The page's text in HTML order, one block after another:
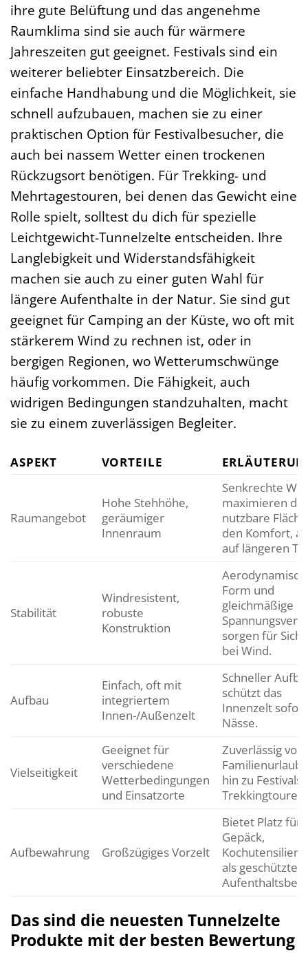
ihre gute Belüftung und das angenehme
Raumklima sind sie auch für wärmere
Jahreszeiten gut geeignet. Festivals sind ein
weiterer beliebter Einsatzbereich. Die
einfache Handhabung und die Möglichkeit, sie
schnell aufzubauen, machen sie zu einer
praktischen Option für Festivalbesucher, die
auch bei nassem Wetter einen trockenen
Rückzugsort benötigen. Für Trekking- und
Mehrtagestouren, bei denen das Gewicht eine
Rolle spielt, solltest du dich für spezielle
Leichtgewicht-Tunnelzelte entscheiden. Ihre
Langlebigkeit und Widerstandsfähigkeit
machen sie auch zu einer guten Wahl für
längere Aufenthalte in der Natur. Sie sind gut
geeignet für Camping an der Küste, wo oft mit
stärkerem Wind zu rechnen ist, oder in
bergigen Regionen, wo Wetterumschwünge
häufig vorkommen. Die Fähigkeit, auch
widrigen Bedingungen standzuhalten, macht
sie zu einem zuverlässigen Begleiter.
ASPEKT VORTEILE
Raumangebot
Hohe Stehhöhe,
geräumiger
Innenraum
Senkrechte
maximieren die
nutzbare
den Komfort,
auf längeren
Stabilität
Windresistent,
robuste
Konstruktion
Form und
gleichmäßige
sorgen für
bei Wind.
Aufbau
Einfach, oft mit
integriertem
Innen-/Außenzelt
Schneller
schützt das
Innenzelt
Nässe.
Vielseitigkeit
Geeignet für
verschiedene
Wetterbedingungen
und Einsatzorte
Zuverlässig von
hin zu Festivals
Trekkingtouren.
Aufbewahrung Großzügiges Vorzelt
Bietet Platz für
Gepäck,
Kochutensilien
als geschützter
Das sind die neuesten Tunnelzelte
Produkte mit der besten Bewertung